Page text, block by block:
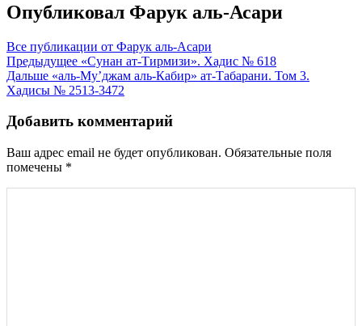
Опубликовал Фарук аль-Асари
Все публикации от Фарук аль-Асари
Навигация
по
Предыдущее «Сунан ат-Тирмизи». Хадис № 618
Дальше «аль-Му’джам аль-Кабир» ат-Табарани. Том 3.
Хадисы № 2513-3472
Добавить комментарий
Ваш адрес email не будет опубликован. Обязательные поля
помечены *